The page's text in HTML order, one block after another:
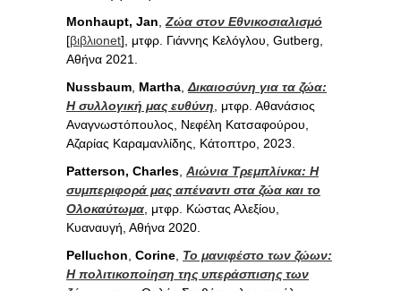
Monhaupt, Jan Ζώα στον Εθνικοσιαλισμό
[βιβλιοnet], μτφρ. Γιάννης Κελόγλου, Gutberg,
Αθήνα 2021.
Nussbaum Martha ,Δικαιοσύνη για τα ζώα:
Η συλλογική μας ευθύνη , μτφρ. Αθανάσιος
Αναγνωστόπουλος, Νεφέλη Κατσαφούρου,
Αζαρίας Καραμανλίδης, Κάτοπτρο, 2023.
Patterson, Charles Αιώνια Τρεμπλίνκα: Η
συμπεριφορά μας απέναντι στα ζώα και το
Ολοκαύτωμα , μτφρ. Κώστας Αλεξίου,
Κυαναυγή, Αθήνα 2020.
Pelluchon Corine Το μανιφέστο των ζώων:
Η πολιτικοποίηση της υπεράσπισης των